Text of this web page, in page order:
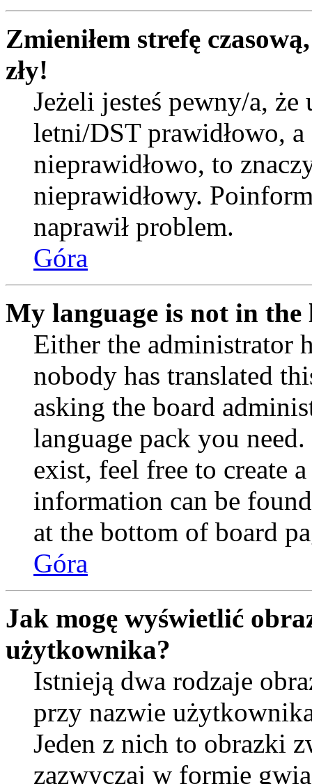
Zmieniłem strefę
zły!
Jeżeli jesteś pewny/a, że
letni/DST prawidłowo,
nieprawidłowo, to
nieprawidłowy.
naprawił problem.
Góra
My language is not in the
Either the administrator
nobody has translated
asking the board
language pack you
exist, feel free to create
information can be
at the bottom of board
Góra
Jak mogę wyświetlić
użytkownika?
Istnieją dwa rodzaje
przy nazwie
Jeden z nich to obrazki
zazwyczaj w formie